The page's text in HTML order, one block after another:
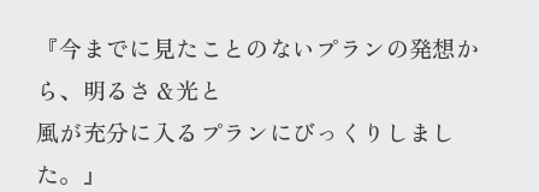
『今までに見たことのないプランの発想か
ら、明るさ＆光と
風が充分に入るプランにびっくりしまし
た。』